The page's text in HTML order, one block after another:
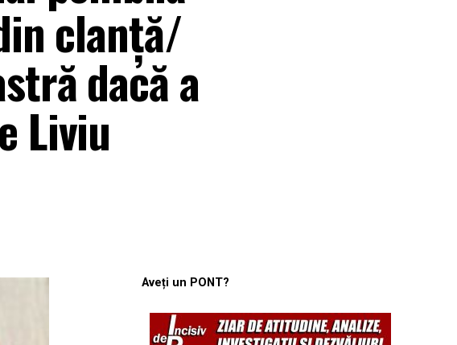
clanță/
dacă a
Liviu
Aveți un PONT?